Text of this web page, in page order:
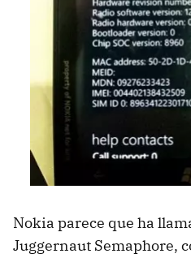
Nokia parece que ha
Juggernaut Semaphore,